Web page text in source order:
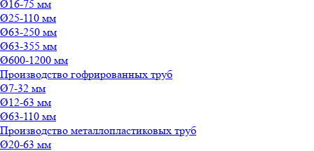
Ø16-75 мм
Ø25-110 мм
Ø63-250 мм
Ø63-355 мм
Ø600-1200 мм
Производство гофрированных труб
Ø7-32 мм
Ø12-63 мм
Ø63-110 мм
Производство металлопластиковых труб
Ø20-63 мм